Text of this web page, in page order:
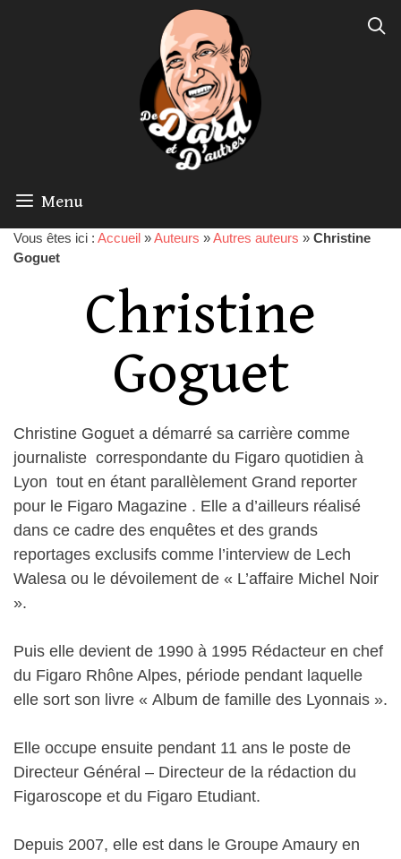
Menu
Vous êtes ici : Accueil »Auteurs »Autres auteurs » Christine
Goguet
Christine
Goguet
Christine Goguet a démarré sa carrière comme
journaliste correspondante du Figaro quotidien à
Lyon tout en étant parallèlement Grand reporter
pour le Figaro Magazine . Elle a d’ailleurs réalisé
dans ce cadre des enquêtes et des grands
reportages exclusifs comme l’interview de Lech
Walesa ou le dévoilement de « L’affaire Michel Noir
».
Puis elle devient de 1990 à 1995 Rédacteur en chef
du Figaro Rhône Alpes, période pendant laquelle
elle sort son livre « Album de famille des Lyonnais ».
Elle occupe ensuite pendant 11 ans le poste de
Directeur Général – Directeur de la rédaction du
Figaroscope et du Figaro Etudiant.
Depuis 2007, elle est dans le Groupe Amaury en